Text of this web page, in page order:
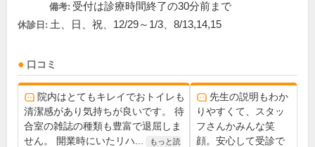
備考: 受付は診療時間終了の30分前まで
休診日: 土、日、祝、12/29～1/3、8/13,14,15
口コミ
院内はとてもキレイでおトイレも
清潔感があり気持ちが良いです。 待
合室の雑誌の種類も豊富で退屈しま
せん。 開業時にいたリハ...
もっと読
先生の説明もわか
りやすくて、スタッ
フさんかみんな笑
顔。安心して受診で